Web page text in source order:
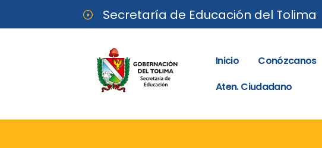
Secretaría de Educación del Tolima
Inicio Conózcanos
Aten. Ciudadano